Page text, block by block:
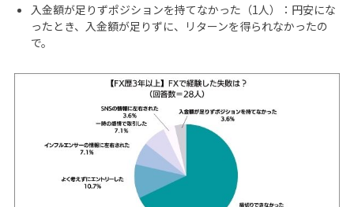
入金額が足りずポジションを持てなかった（1人）：円安にな
ったとき、入金額が足りずに、リターンを得られなかったの
で。